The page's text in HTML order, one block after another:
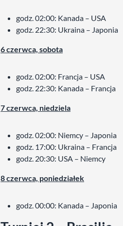
godz. 02:00: Kanada – USA
godz. 22:30: Ukraina – Japonia
6 czerwca, sobota
godz. 02:00: Francja – USA
godz. 22:30: Kanada – Francja
7 czerwca, niedziela
godz. 02:00: Niemcy – Japonia
godz. 17:00: Ukraina – Francja
godz. 20:30: USA – Niemcy
8 czerwca, poniedziałek
godz. 00:00: Kanada – Japonia